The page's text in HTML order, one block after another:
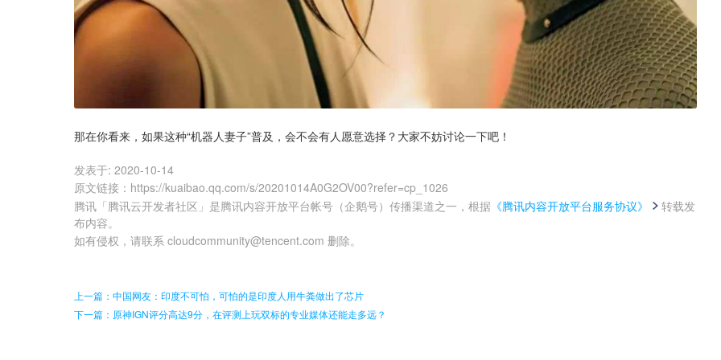
那在你看来，如果这种“机器人妻子”普及，会不会有人愿意选择？大家不妨讨论一下吧！
发表于: 2020-10-14
原文链接 ： https://kuaibao.qq.com/s/20201014A0G2OV00?refer=cp_1026
腾讯「腾讯云开发者社区」是腾讯内容开放平台帐号（企鹅号）传播渠道之一，根据 《腾讯内容开放平台服务协议》
转载发
布内容。
如有侵权，请联系 cloudcommunity@tencent.com 删除。
上一篇：中国网友：印度不可怕，可怕的是印度人用牛粪做出了芯片
下一篇：原神IGN评分高达9分，在评测上玩双标的专业媒体还能走多远？